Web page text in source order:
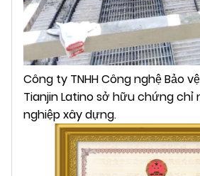
Công ty TNHH Công nghệ Bảo
Tianjin Latino sở hữu chứng chỉ
nghiệp xây dựng.